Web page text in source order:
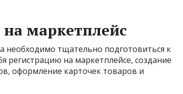
маркетплейс
необходимо тщательно подготовиться к
регистрацию на маркетплейсе, создание
оформление карточек товаров и